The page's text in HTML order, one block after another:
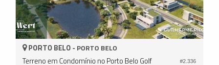
#2.336
PORTO BELO - PORTO BELO
Terreno em Condomínio no Porto Belo Golf